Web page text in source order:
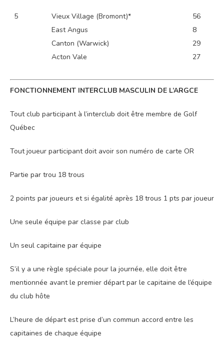
5
Vieux Village (Bromont)*
East Angus
Canton (Warwick)
Acton Vale
56
8
29
27
FONCTIONNEMENT INTERCLUB MASCULIN DE L’ARGCE
Tout club participant à l’interclub doit être membre de Golf
Québec
Tout joueur participant doit avoir son numéro de carte OR
Partie par trou 18 trous
2 points par joueurs et si égalité après 18 trous 1 pts par joueur
Une seule équipe par classe par club
Un seul capitaine par équipe
S’il y a une règle spéciale pour la journée, elle doit être
mentionnée avant le premier départ par le capitaine de l’équipe
du club hôte
L’heure de départ est prise d’un commun accord entre les
capitaines de chaque équipe